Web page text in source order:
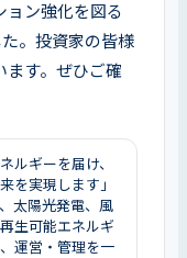
ョン強化を図る
。投資家の皆様
ます。ぜひご確
ルギーを届け、
を実現します」
太陽光発電、風
生可能エネルギ
運営・管理を一